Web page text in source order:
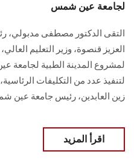
لجامعة عين شمس
التقى الدكتور مصطفى مدبولي،
العزيز قنصوة، وزير التعليم
لمشروع المدينة الطبية لجامعة
لتنفيذ عدد من التكليفات
زين العابدين، رئيس جامعة عين
اقرأ المزيد